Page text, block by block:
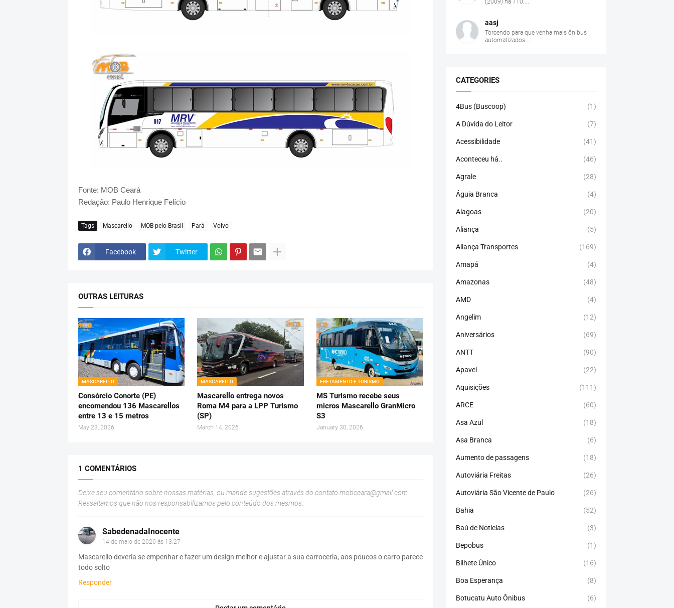
Fonte: MOB Ceará
Redação: Paulo Henrique Felício
Tags Mascarello MOB pelo Brasil Pará Volvo
Facebook Twitter
OUTRAS LEITURAS
MASCARELLO
Consórcio Conorte (PE)
encomendou 136 Mascarellos
entre 13 e 15 metros
May 23, 2026
MASCARELLO
Mascarello entrega novos
Roma M4 para a LPP Turismo
(SP)
March 14, 2026
FRETAMENTO E TURISMO
MS Turismo recebe seus
micros Mascarello GranMicro
S3
January 30, 2026
1 COMENTÁRIOS
Deixe seu comentário sobre nossas matérias, ou mande sugestões através do contato mobceara@gmail.com.
Ressaltamos que não nos responsabilizamos pelo conteúdo dos mesmos.
SabedenadaInocente
14 de maio de 2020 às 13:27
Mascarello deveria se empenhar e fazer um design melhor e ajustar a sua carroceria, aos poucos o carro parece
todo solto
Responder
(2009) na 710....
aasj
Torcendo para que venha mais ônibus
automatizados ...
CATEGORIES
4Bus (Buscoop) (1)
A Dúvida do Leitor (7)
Acessibilidade (41)
Aconteceu há.. (46)
Agrale (28)
Águia Branca (4)
Alagoas (20)
Aliança (5)
Aliança Transportes (169)
Amapá (4)
Amazonas (48)
AMD (4)
Angelim (12)
Aniversários (69)
ANTT (90)
Apavel (22)
Aquisições (111)
ARCE (60)
Asa Azul (18)
Asa Branca (6)
Aumento de passagens (18)
Autoviária Freitas (26)
Autoviária São Vicente de Paulo (26)
Bahia (52)
Baú de Notícias (3)
Bepobus (1)
Bilhete Único (16)
Boa Esperança (8)
Botucatu Auto Ônibus (6)